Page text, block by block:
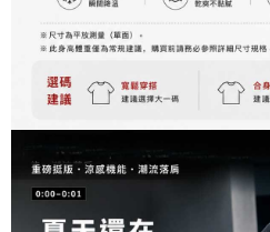
４．使用「AFTEE先享後付」時，將依
時審查核予不同之上限額度；若仍有額
請求用戶進行身份認證。
５．嚴禁一人註冊多個帳號或使用他人
恩沛科技股份有限公司將有權停止該用